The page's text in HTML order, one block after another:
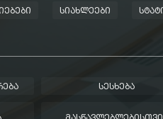
ᲡᲘᲐᲮᲚᲔᲔᲑᲘ
ᲡᲔᲡᲮᲔᲑᲐ